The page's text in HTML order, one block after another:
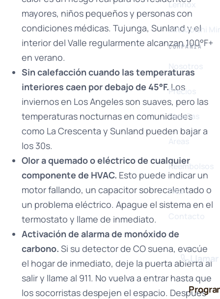
Lennox
Mitsubishi
COMPAÑÍA
Nosotros
Precios
Reseñas
Áreas
Reembolsos
FAQ
Contacto
mayores, niños pequeños y personas con
condiciones médicas. Tujunga, Sunland y el
interior del Valle regularmente alcanzan 100°F+
en verano.
Sin calefacción cuando las temperaturas
interiores caen por debajo de 45°F.Los
inviernos en Los Angeles son suaves, pero las
temperaturas nocturnas en comunidades
como La Crescenta y Sunland pueden bajar a
los 30s.
Olor a quemado o eléctrico de cualquier
componente de HVAC. Esto puede indicar un
motor fallando, un capacitor sobrecalentado o
un problema eléctrico. Apague el sistema en el
termostato y llame de inmediato.
Activación de alarma de monóxido de
carbono. Si su detector de CO suena, evacúe
el hogar de inmediato, deje la puerta abierta al
salir y llame al 911. No vuelva a entrar hasta que
los socorristas despejen el espacio. Después